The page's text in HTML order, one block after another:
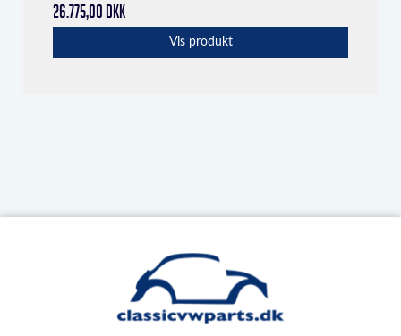
26.775,00 DKK
Vis produkt